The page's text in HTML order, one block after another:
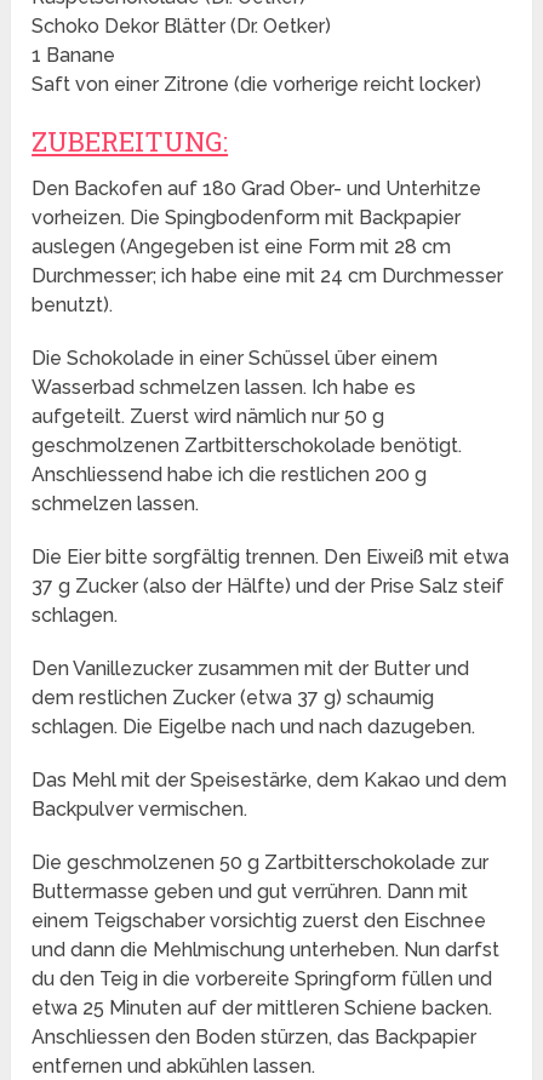
Schoko Dekor Blätter (Dr. Oetker)
1 Banane
Saft von einer Zitrone (die vorherige reicht locker)
ZUBEREITUNG:
Den Backofen auf 180 Grad Ober- und Unterhitze
vorheizen. Die Spingbodenform mit Backpapier
auslegen (Angegeben ist eine Form mit 28 cm
Durchmesser; ich habe eine mit 24 cm Durchmesser
benutzt).
Die Schokolade in einer Schüssel über einem
Wasserbad schmelzen lassen. Ich habe es
aufgeteilt. Zuerst wird nämlich nur 50 g
geschmolzenen Zartbitterschokolade benötigt.
Anschliessend habe ich die restlichen 200 g
schmelzen lassen.
Die Eier bitte sorgfältig trennen. Den Eiweiß mit etwa
37 g Zucker (also der Hälfte) und der Prise Salz steif
schlagen.
Den Vanillezucker zusammen mit der Butter und
dem restlichen Zucker (etwa 37 g) schaumig
schlagen. Die Eigelbe nach und nach dazugeben.
Das Mehl mit der Speisestärke, dem Kakao und dem
Backpulver vermischen.
Die geschmolzenen 50 g Zartbitterschokolade zur
Buttermasse geben und gut verrühren. Dann mit
einem Teigschaber vorsichtig zuerst den Eischnee
und dann die Mehlmischung unterheben. Nun darfst
du den Teig in die vorbereite Springform füllen und
etwa 25 Minuten auf der mittleren Schiene backen.
Anschliessen den Boden stürzen, das Backpapier
entfernen und abkühlen lassen.